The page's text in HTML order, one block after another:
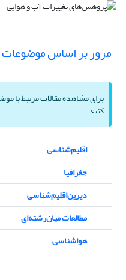
مرور بر اساس موضوعات
برای مشاهده مقالات مرتبط با
کنید.
اقلیم‌شناسی
جغرافیا
دیرین‌اقلیم‌شناسی
مطالعات میان‌رشته‌ای
هواشناسی